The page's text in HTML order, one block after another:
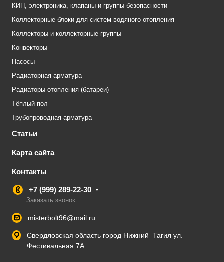
КИП, электроника, клапаны и группы безопасности
Коллекторные блоки для систем водяного отопления
Коллекторы и коллекторные группы
Конвекторы
Насосы
Радиаторная арматура
Радиаторы отопления (батареи)
Тёплый пол
Трубопроводная арматура
Статьи
Карта сайта
Контакты
+7 (999) 289-22-30
Заказать звонок
misterbolt96@mail.ru
Свердловская область город Нижний Тагил ул.
Фестивальная 7А